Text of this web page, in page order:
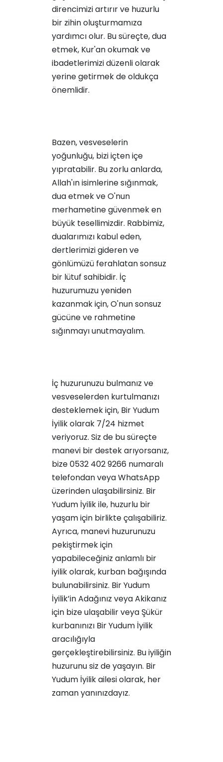
direncimizi artırır ve huzurlu
bir zihin oluşturmamıza
yardımcı olur. Bu süreçte, dua
etmek, Kur'an okumak ve
ibadetlerimizi düzenli olarak
yerine getirmek de oldukça
önemlidir.
Bazen, vesveselerin
yoğunluğu, bizi içten içe
yıpratabilir. Bu zorlu anlarda,
Allah'ın isimlerine sığınmak,
dua etmek ve O'nun
merhametine güvenmek en
büyük tesellimizdir. Rabbimiz,
dualarımızı kabul eden,
dertlerimizi gideren ve
gönlümüzü ferahlatan sonsuz
bir lütuf sahibidir. İç
huzurumuzu yeniden
kazanmak için, O'nun sonsuz
gücüne ve rahmetine
sığınmayı unutmayalım.
İç huzurunuzu bulmanız ve
vesveselerden kurtulmanızı
desteklemek için, Bir Yudum
İyilik olarak 7/24 hizmet
veriyoruz. Siz de bu süreçte
manevi bir destek arıyorsanız,
bize0532 402 9266 numaralı
telefondan veya WhatsApp
üzerinden ulaşabilirsiniz. Bir
Yudum İyilik ile, huzurlu bir
yaşam için birlikte çalışabiliriz.
Ayrıca, manevi huzurunuzu
pekiştirmek için
yapabileceğiniz anlamlı bir
iyilik olarak, kurban bağışında
bulunabilirsiniz. Bir Yudum
İyilik’inAdağınız veyaAkikanız
için bize ulaşabilir veya Şükür
kurbanınızı Bir Yudum İyilik
aracılığıyla
gerçekleştirebilirsiniz. Bu iyiliğin
huzurunu siz de yaşayın. Bir
Yudum İyilikailesi olarak, her
zaman yanınızdayız.